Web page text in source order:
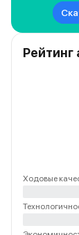
Ходовые